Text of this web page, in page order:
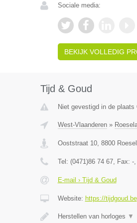
Sociale media:
BEKIJK VOLLEDIG
Tijd & Goud
Niet gevestigd in de
West-Vlaanderen»
Ooststraat 10, 8800
Tel: (0471)86 74 67, Fax: -,
E-mail › Tijd & Goud
Website: https://tijdgoud.be
Herstellen van horloges ▼